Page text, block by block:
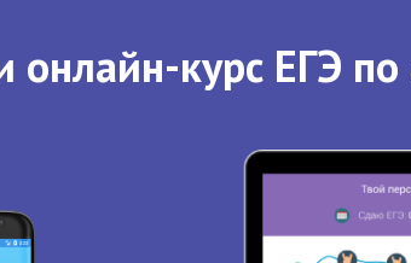
онлайн-курс ЕГЭ